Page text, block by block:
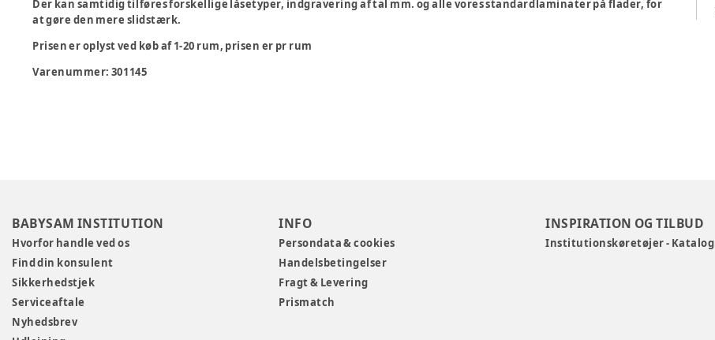
Der kan samtidig tilføres forskellige låsetyper, indgravering af tal mm. og alle vores standardlaminater på flader, for
at gøre den mere slidstærk.
Prisen er oplyst ved køb af 1-20 rum, prisen er pr rum
Varenummer: 301145
BABYSAM INSTITUTION
Hvorfor handle ved os
Find din konsulent
Sikkerhedstjek
Serviceaftale
Nyhedsbrev
INFO
Persondata & cookies
Handelsbetingelser
Fragt & Levering
Prismatch
INSPIRATION OG TILBUD
Institutionskøretøjer - Katalog